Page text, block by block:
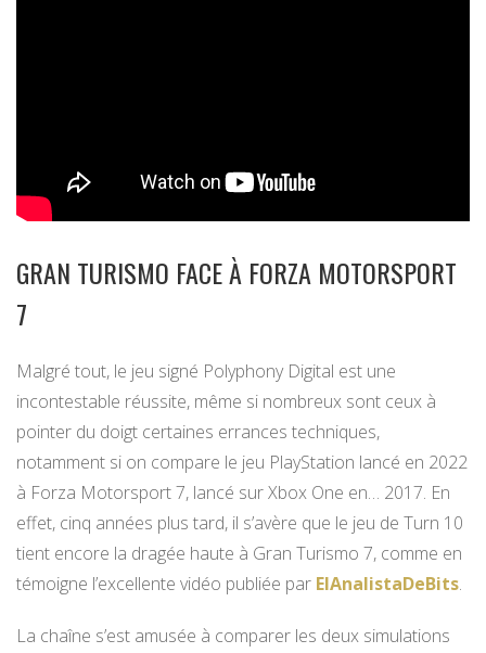
GRAN TURISMO FACE À FORZA MOTORSPORT
7
Malgré tout, le jeu signé Polyphony Digital est une
incontestable réussite, même si nombreux sont ceux à
pointer du doigt certaines errances techniques,
notamment si on compare le jeu PlayStation lancé en 2022
à Forza Motorsport 7, lancé sur Xbox One en… 2017. En
effet, cinq années plus tard, il s’avère que le jeu de Turn 10
tient encore la dragée haute à Gran Turismo 7, comme en
témoigne l’excellente vidéo publiée par ElAnalistaDeBits.
La chaîne s’est amusée à comparer les deux simulations